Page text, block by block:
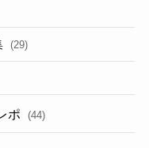
(29)
ポ (44)